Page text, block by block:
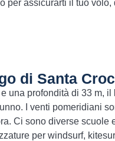
per assicurarti il tuo
di Santa
una profondità di 33 m, il
I venti pomeridiani
Ci sono diverse scuole
per windsurf,